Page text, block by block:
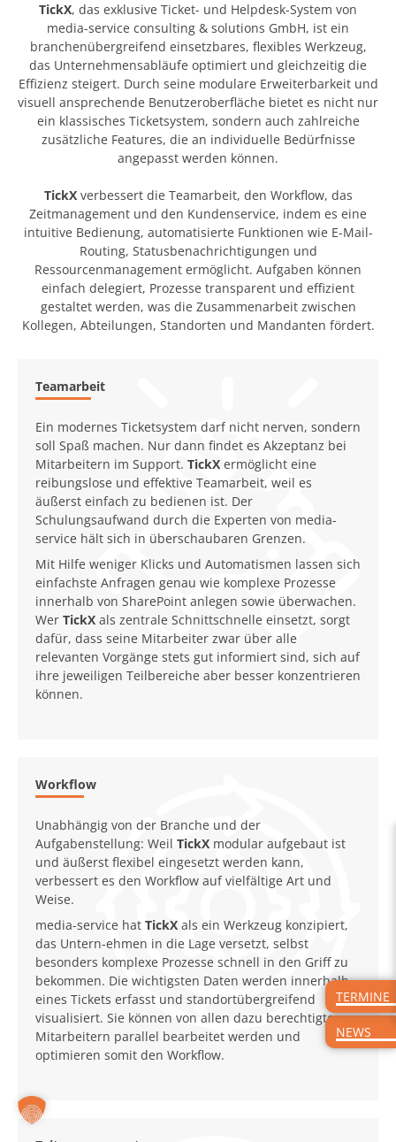
NEWS
TERMINE
TickX, das exklusive Ticket- und Helpdesk-System von
media-service consulting & solutions GmbH, ist ein
branchenübergreifend einsetzbares, flexibles Werkzeug,
das Unternehmensabläufe optimiert und gleichzeitig die
Effizienz steigert. Durch seine modulare Erweiterbarkeit und
visuell ansprechende Benutzeroberfläche bietet es nicht nur
ein klassisches Ticketsystem, sondern auch zahlreiche
zusätzliche Features, die an individuelle Bedürfnisse
angepasst werden können.
TickXverbessert die Teamarbeit, den Workflow, das
Zeitmanagement und den Kundenservice, indem es eine
intuitive Bedienung, automatisierte Funktionen wie E-Mail-
Routing, Statusbenachrichtigungen und
Ressourcenmanagement ermöglicht. Aufgaben können
einfach delegiert, Prozesse transparent und effizient
gestaltet werden, was die Zusammenarbeit zwischen
Kollegen, Abteilungen, Standorten und Mandanten fördert.
Teamarbeit
Ein modernes Ticketsystem darf nicht nerven, sondern
soll Spaß machen. Nur dann findet es Akzeptanz bei
Mitarbeitern im Support. TickX ermöglicht eine
reibungslose und effektive Teamarbeit, weil es
äußerst einfach zu bedienen ist. Der
Schulungsaufwand durch die Experten von media-
service hält sich in überschaubaren Grenzen.
Mit Hilfe weniger Klicks und Automatismen lassen sich
einfachste Anfragen genau wie komplexe Prozesse
innerhalb von SharePoint anlegen sowie überwachen.
Wer TickX als zentrale Schnittschnelle einsetzt, sorgt
dafür, dass seine Mitarbeiter zwar über alle
relevanten Vorgänge stets gut informiert sind, sich auf
ihre jeweiligen Teilbereiche aber besser konzentrieren
können.
Workflow
Unabhängig von der Branche und der
Aufgabenstellung: Weil TickX modular aufgebaut ist
und äußerst flexibel eingesetzt werden kann,
verbessert es den Workflow auf vielfältige Art und
Weise.
media-service hat TickXals ein Werkzeug konzipiert,
das Untern-ehmen in die Lage versetzt, selbst
besonders komplexe Prozesse schnell in den Griff zu
bekommen. Die wichtigsten Daten werden innerhalb
eines Tickets erfasst und standortübergreifend
visualisiert. Sie können von allen dazu berechtigten
Mitarbeitern parallel bearbeitet werden und
optimieren somit den Workflow.